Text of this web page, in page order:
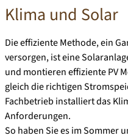
Klima und Solar
Die effiziente Methode, ein
versorgen, ist eine
und montieren effiziente PV
gleich die richtigen
Fachbetrieb installiert das
Anforderungen.
So haben Sie es im Sommer